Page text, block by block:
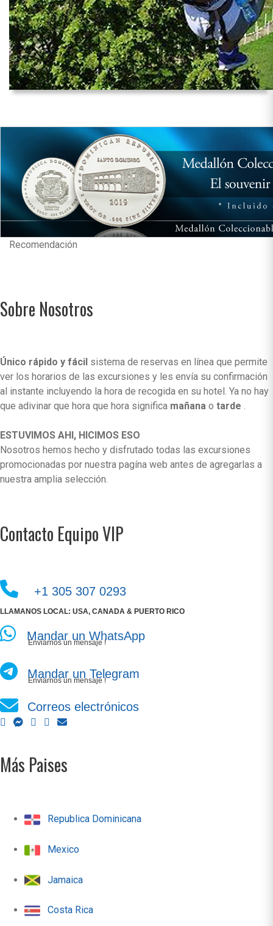
Recomendación
Sobre Nosotros
Único rápido y fácil sistema de reservas en línea que permite
ver los horarios de las excursiones y les envía su confirmación
al instante incluyendo la hora de recogida en su hotel. Ya no hay
que adivinar que hora que hora significa mañana o tarde .
ESTUVIMOS AHI, HICIMOS ESO
Nosotros hemos hecho y disfrutado todas las excursiones
promocionadas por nuestra pagína web antes de agregarlas a
nuestra amplia selección.
Contacto Equipo VIP
+1 305 307 0293
LLAMANOS LOCAL: USA, CANADA & PUERTO RICO
Mandar un WhatsApp
Enviarnos un mensaje !
Mandar un Telegram
Enviarnos un mensaje !
Correos electrónicos
Más Paises
Republica Dominicana
Mexico
Jamaica
Costa Rica